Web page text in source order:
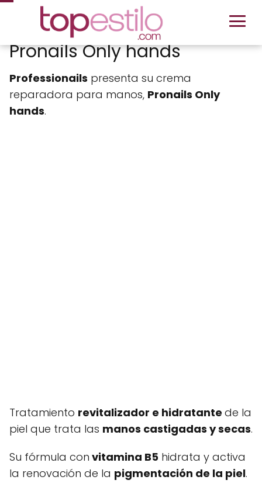
Pronails Only hands
Professionails presenta su crema
reparadora para manos, Pronails Only
hands.
Tratamiento revitalizador e hidratante de la
piel que trata las manos castigadas y secas.
Su fórmula con vitamina B5 hidrata y activa
la renovación de la pigmentación de la piel.